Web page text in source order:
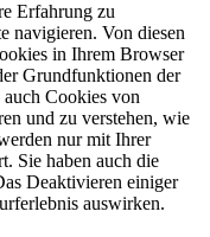
Erfahrung zu
navigieren. Von diesen
in Ihrem Browser
Grundfunktionen der
Cookies von
und zu verstehen, wie
nur mit Ihrer
Sie haben auch die
Deaktivieren einiger
auswirken.